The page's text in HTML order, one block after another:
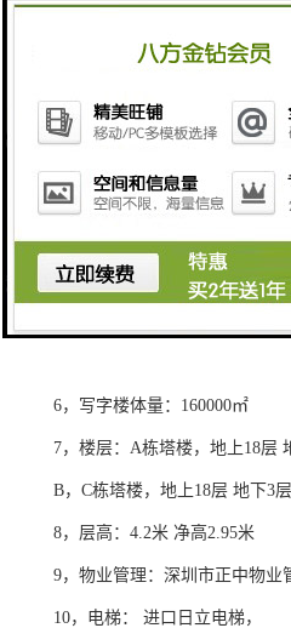
司：深圳市正中物业管理有限
部分入驻企业腾讯，以及大量互
二， 项目信息
2，开发商：正中集团（科兴生
3，用地面积：85000.00㎡
4，建筑面积：230000.00㎡
6，写字楼体量：160000㎡
7，楼层：A栋塔楼，地上18层
B，C栋塔楼，地上18层 地下3层
8，层高：4.2米 净高2.95米
9，物业管理：深圳市正中物业
10，电梯： 进口日立电梯，